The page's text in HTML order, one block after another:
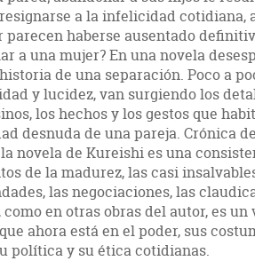
a la infelicidad cotidiana,
parecen haberse ausentado
a una mujer? En una novela
de una separación. Poco a
y lucidez, van surgiendo los
los hechos y los gestos que
desnuda de una pareja. Crónica
novela de Kureishi es una
de la madurez, las casi
las negociaciones, las
en otras obras del autor, es
ahora está en el poder, sus
política y su ética cotidianas.